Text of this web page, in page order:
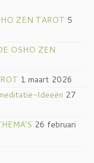
ZEN TAROT 5
OSHO ZEN
1 maart 2026
Ideeën 27
26 februari